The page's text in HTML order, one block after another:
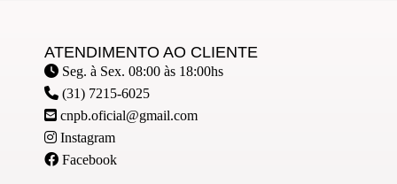
ATENDIMENTO AO CLIENTE
Seg. à Sex. 08:00 às 18:00hs
(31) 7215-6025
cnpb.oficial@gmail.com
Instagram
Facebook